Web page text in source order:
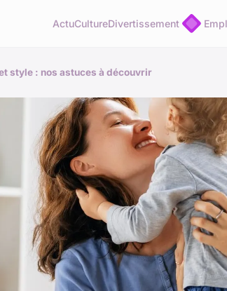
ActuCultureDivertissement
style : nos astuces à découvrir